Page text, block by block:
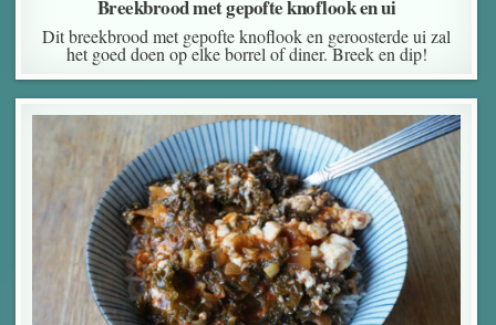
Breekbrood met gepofte knoflook en ui
Dit breekbrood met gepofte knoflook en geroosterde ui zal
het goed doen op elke borrel of diner. Breek en dip!